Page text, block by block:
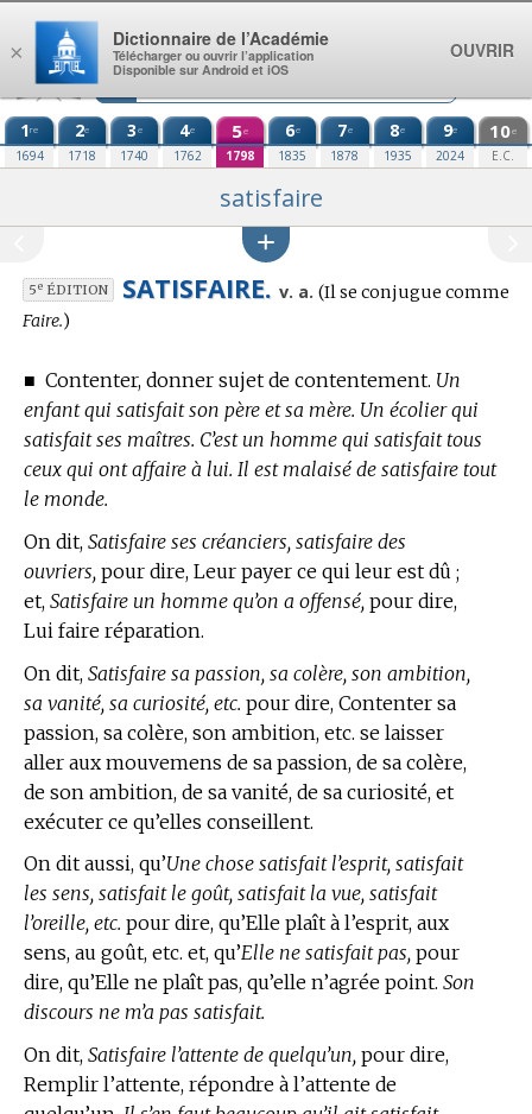
Aller au contenu
1re
1694
2e
1718
3e
1740
4e
1762
5e
1798
6e
1835
7e
1878
8e
1935
9e
2024
10e
E.C.
satisfaire
5eÉDITION SATISFAIRE. v. a. Conjugaison
(Il se conjugue comme
Faire.)
■ Contenter, donner sujet de contentement. Un
enfant qui satisfait son père et sa mère. Un écolier qui
satisfait ses maîtres. C’est un homme qui satisfait tous
ceux qui ont affaire à lui. Il est malaisé de satisfaire tout
le monde.
On dit, Satisfaire ses créanciers, satisfaire des
ouvriers, pour dire, Leur payer ce qui leur est dû ;
et, Satisfaire un homme qu’on a offensé, pour dire,
Lui faire réparation.
On dit, Satisfaire sa passion, sa colère, son ambition,
sa vanité, sa curiosité, etc. pour dire, Contenter sa
passion, sa colère, son ambition, etc. se laisser
aller aux mouvemens de sa passion, de sa colère,
de son ambition, de sa vanité, de sa curiosité, et
exécuter ce qu’elles conseillent.
On dit aussi, qu’Une chose satisfait l’esprit, satisfait
les sens, satisfait le goût, satisfait la vue, satisfait
l’oreille, etc. pour dire, qu’Elle plaît à l’esprit, aux
sens, au goût, etc. et, qu’Elle ne satisfait pas, pour
dire, qu’Elle ne plaît pas, qu’elle n’agrée point. Son
discours ne m’a pas satisfait.
On dit, Satisfaire l’attente de quelqu’un, pour dire,
Remplir l’attente, répondre à l’attente de
×
Dictionnaire de l’Académie
Télécharger ou ouvrir l’application
Disponible sur Android et iOS
OUVRIR